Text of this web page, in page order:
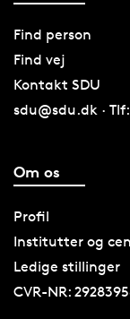
Find person
Find vej
Kontakt SDU
sdu@sdu.dk ·
Om os
Profil
Institutter og
Ledige stillinger
CVR-NR: